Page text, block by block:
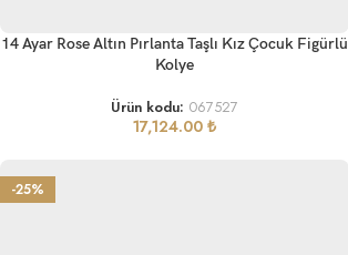
SEPETE EKLE
14 Ayar Rose Altın Pırlanta Taşlı Kız Çocuk Figürlü
Kolye
Ürün kodu: 067527
17,124.00 ₺
-25%